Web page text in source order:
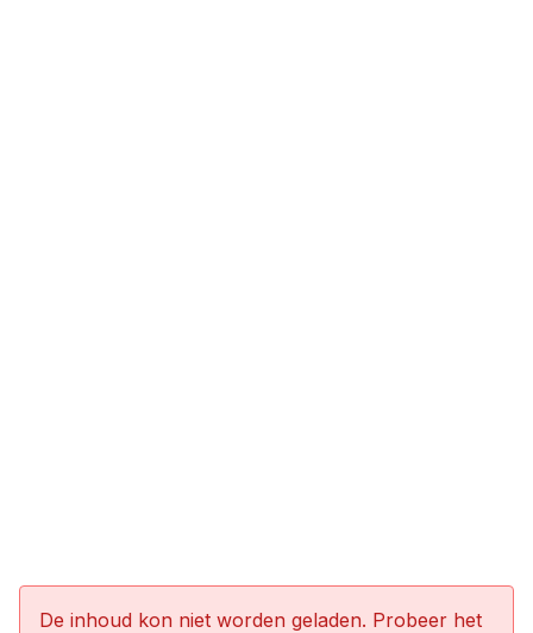
De inhoud kon niet worden geladen. Probeer het